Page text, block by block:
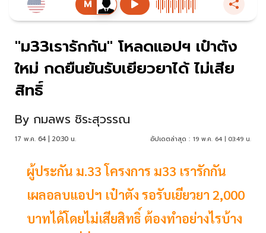
"ม33เรารักกัน" โหลดแอปฯ เป๋าตัง
ใหม่ กดยืนยันรับเยียวยาได้ ไม่เสีย
สิทธิ์
By กมลพร ชิระสุวรรณ
17 พ.ค. 64 | 20:30 น. อัปเดตล่าสุด : 19 พ.ค. 64 | 03:49 น.
ผู้ประกัน ม.33 โครงการ ม33 เรารักกัน
เผลอลบแอปฯ เป๋าตัง รอรับเยียวยา 2,000
บาทได้โดยไม่เสียสิทธิ์ ต้องทำอย่างไรบ้าง